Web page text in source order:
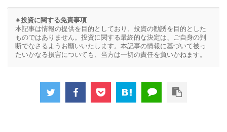
※投資に関する免責事項
本記事は情報の提供を目的としており、投資の勧誘を目的とした
ものではありません。投資に関する最終的な決定は、ご自身の判
断でなさるようお願いいたします。本記事の情報に基づいて被っ
たいかなる損害についても、当方は一切の責任を負いかねます。